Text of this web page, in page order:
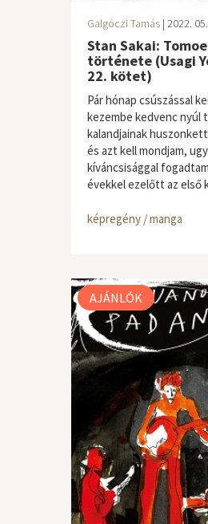
Galgóczi Tamás | 2022.
Stan Sakai: Tomoe
története (Usagi
22. kötet)
Pár hónap csúszással
kezembe kedvenc nyúl
kalandjainak
és azt kell mondjam,
kíváncsisággal
évekkel ezelőtt az első
képregény / manga
AJÁNLÓK